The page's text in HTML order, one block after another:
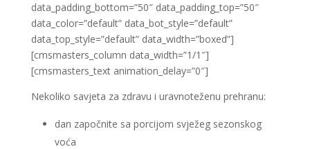
data_padding_bottom=”50″ data_padding_top=”50″
data_color=”default” data_bot_style=”default”
data_top_style=”default” data_width=”boxed”]
[cmsmasters_column data_width=”1/1″]
[cmsmasters_text animation_delay=”0″]
Nekoliko savjeta za zdravu i uravnoteženu prehranu:
dan započnite sa porcijom svježeg sezonskog
voća